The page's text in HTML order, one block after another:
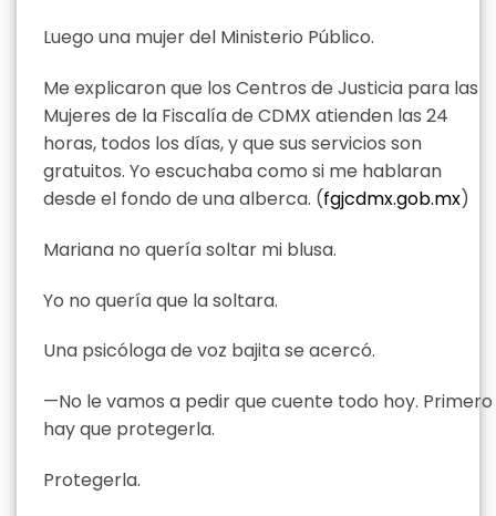
Luego una mujer del Ministerio Público.
Me explicaron que los Centros de Justicia para las
Mujeres de la Fiscalía de CDMX atienden las 24
horas, todos los días, y que sus servicios son
gratuitos. Yo escuchaba como si me hablaran
desde el fondo de una alberca. (fgjcdmx.gob.mx)
Mariana no quería soltar mi blusa.
Yo no quería que la soltara.
Una psicóloga de voz bajita se acercó.
—No le vamos a pedir que cuente todo hoy. Primero
hay que protegerla.
Protegerla.